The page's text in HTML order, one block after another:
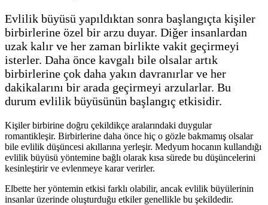
Evlilik büyüsü yapıldıktan sonra başlangıçta kişiler
birbirlerine özel bir arzu duyar. Diğer insanlardan
uzak kalır ve her zaman birlikte vakit geçirmeyi
isterler. Daha önce kavgalı bile olsalar artık
birbirlerine çok daha yakın davranırlar ve her
dakikalarını bir arada geçirmeyi arzularlar. Bu
durum evlilik büyüsünün başlangıç etkisidir.
Kişiler birbirine doğru çekildikçe aralarındaki duygular
romantikleşir. Birbirlerine daha önce hiç o gözle bakmamış olsalar
bile evlilik düşüncesi akıllarına yerleşir. Medyum hocanın kullandığı
evlilik büyüsü yöntemine bağlı olarak kısa sürede bu düşüncelerini
kesinleştirir ve evlenmeye karar verirler.
Elbette her yöntemin etkisi farklı olabilir, ancak evlilik büyülerinin
insanlar üzerinde oluşturduğu etkiler genellikle bu şekildedir.